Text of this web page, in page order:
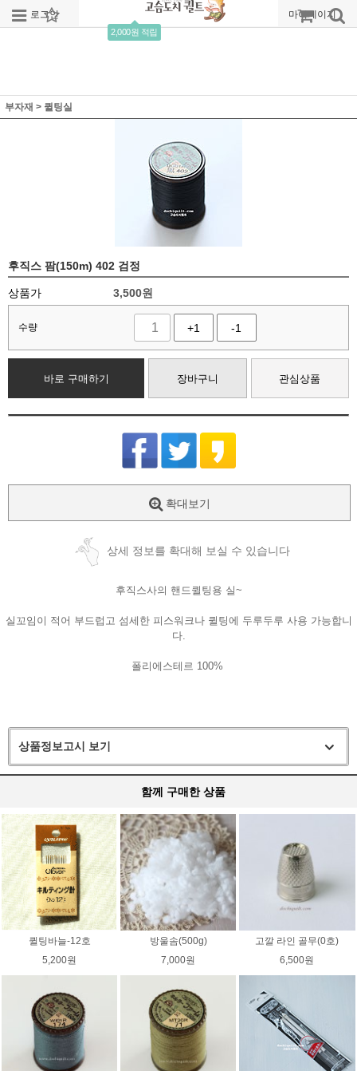
로그인 회원가입
2,000원 적립
주문조회 마이페이지
부자재 > 퀼팅실
후직스 팜(150m) 402 검정
상품가 3,500원
수량 +1 -1
바로 구매하기 장바구니 관심상품
확대보기
상세 정보를 확대해 보실 수 있습니다
후직스사의 핸드퀼팅용 실~
실꼬임이 적어 부드럽고 섬세한 피스워크나 퀼팅에 두루두루 사용 가능합니
다.
폴리에스테르 100%
상품정보고시 보기
함께 구매한 상품
퀼팅바늘-12호
5,200원
방울솜(500g)
7,000원
고깔 라인 골무(0호)
6,500원